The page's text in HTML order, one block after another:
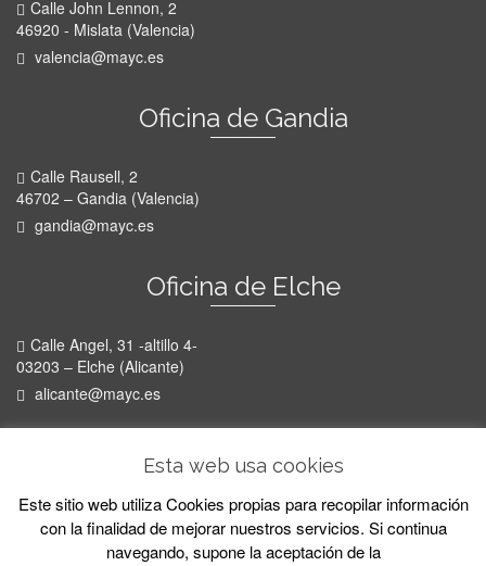
Calle John Lennon, 2
46920 - Mislata (Valencia)
valencia@mayc.es
Oficina de Gandia
Calle Rausell, 2
46702 – Gandia (Valencia)
gandia@mayc.es
Oficina de Elche
Calle Angel, 31 -altillo 4-
03203 – Elche (Alicante)
alicante@mayc.es
Oficina de Palma
Avda. Alexandre Rosselló, 6
07002 - Palma de Mallorca
Esta web usa cookies
Este sitio web utiliza Cookies propias para recopilar información
con la finalidad de mejorar nuestros servicios. Si continua
navegando, supone la aceptación de la